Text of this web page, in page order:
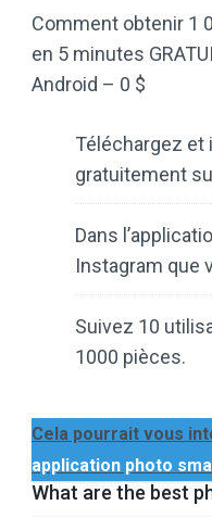
Comment obtenir 1
en 5 minutes
Android – 0 $
Téléchargez et
gratuitement
Dans
Instagram que
Suivez 10
1000 pièces.
Cela pourrait vous
application photo
What are the best